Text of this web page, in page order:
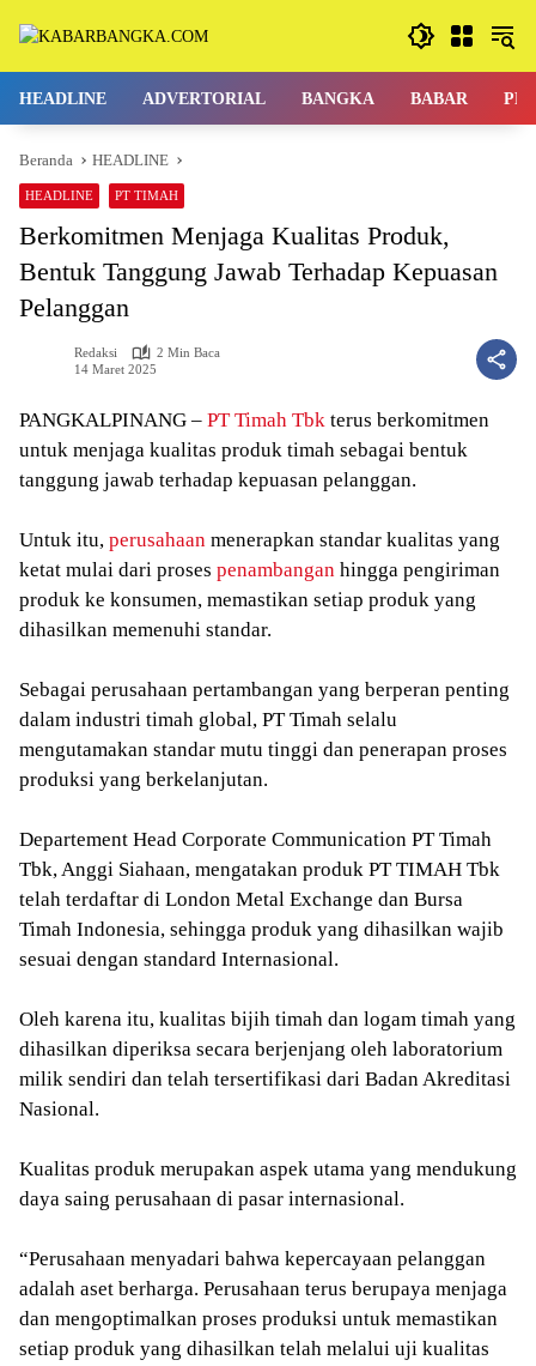
HEADLINE ADVERTORIAL BANGKA BABAR
Beranda HEADLINE
HEADLINE PT TIMAH
Berkomitmen Menjaga Kualitas Produk,
Bentuk Tanggung Jawab Terhadap Kepuasan
Pelanggan
Redaksi
2 Min Baca
14 Maret 2025
PANGKALPINANG – PT Timah Tbk terus berkomitmen
untuk menjaga kualitas produk timah sebagai bentuk
tanggung jawab terhadap kepuasan pelanggan.
Untuk itu, perusahaan menerapkan standar kualitas yang
ketat mulai dari proses penambangan hingga pengiriman
produk ke konsumen, memastikan setiap produk yang
dihasilkan memenuhi standar.
Sebagai perusahaan pertambangan yang berperan penting
dalam industri timah global, PT Timah selalu
mengutamakan standar mutu tinggi dan penerapan proses
produksi yang berkelanjutan.
Departement Head Corporate Communication PT Timah
Tbk, Anggi Siahaan, mengatakan produk PT TIMAH Tbk
telah terdaftar di London Metal Exchange dan Bursa
Timah Indonesia, sehingga produk yang dihasilkan wajib
sesuai dengan standard Internasional.
Oleh karena itu, kualitas bijih timah dan logam timah yang
dihasilkan diperiksa secara berjenjang oleh laboratorium
milik sendiri dan telah tersertifikasi dari Badan Akreditasi
Nasional.
Kualitas produk merupakan aspek utama yang mendukung
daya saing perusahaan di pasar internasional.
“Perusahaan menyadari bahwa kepercayaan pelanggan
adalah aset berharga. Perusahaan terus berupaya menjaga
dan mengoptimalkan proses produksi untuk memastikan
setiap produk yang dihasilkan telah melalui uji kualitas